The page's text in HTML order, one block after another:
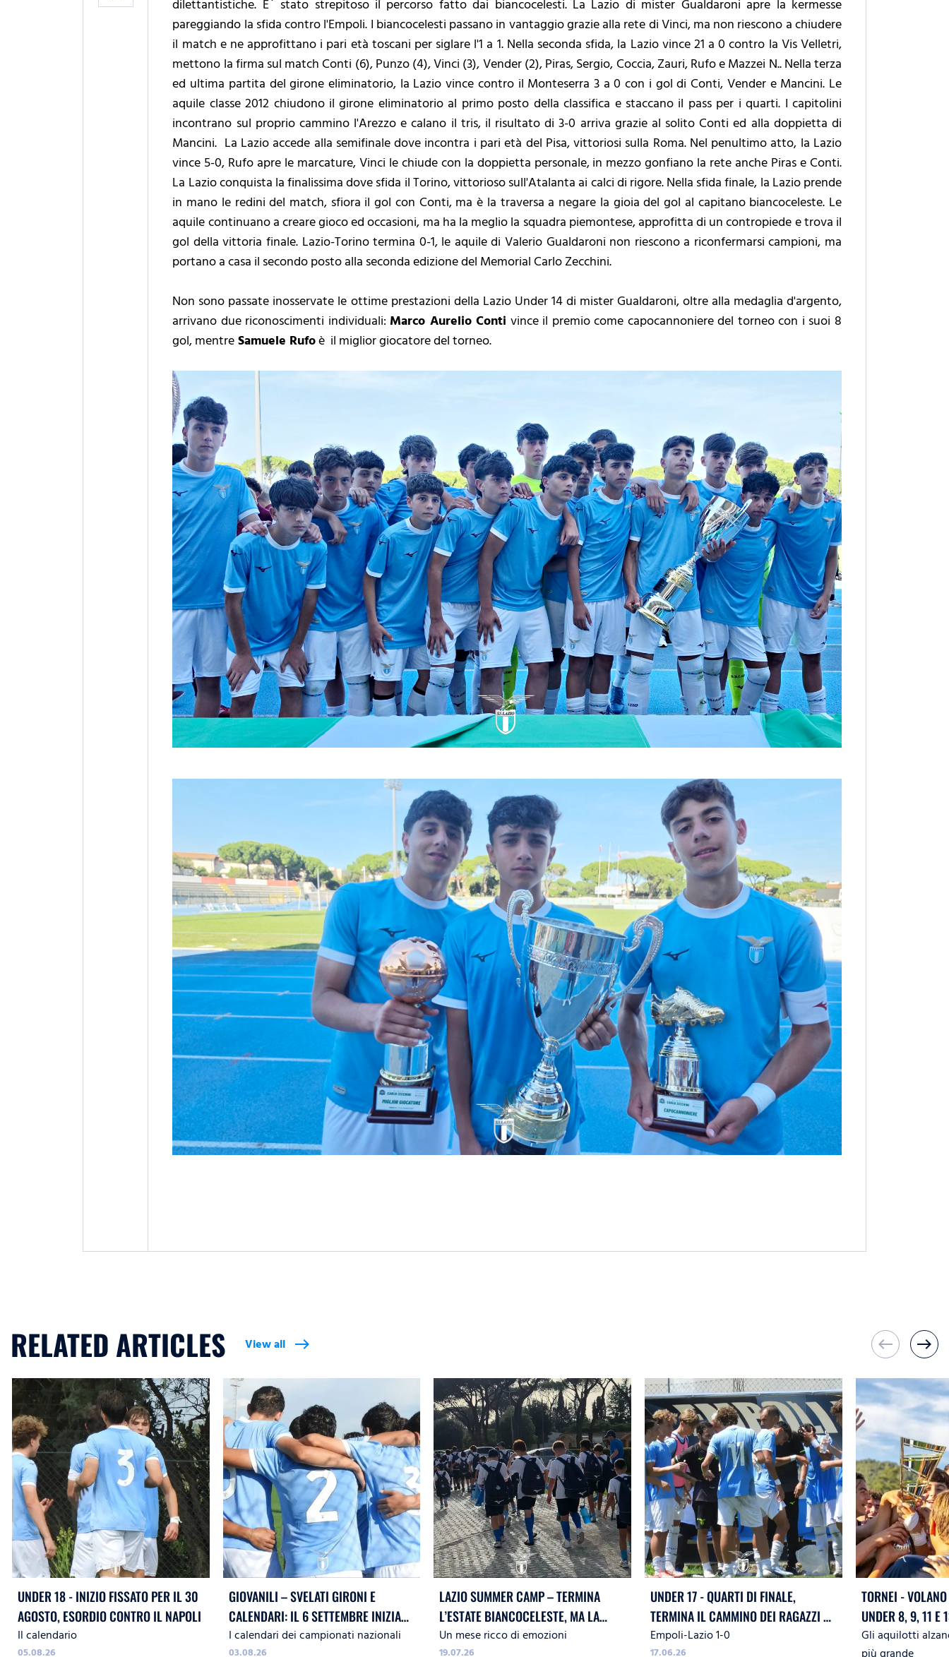
dilettantistiche. E` stato strepitoso il percorso fatto dai biancocelesti. La Lazio di mister Gualdaroni apre la kermesse
pareggiando la sfida contro l'Empoli. I biancocelesti passano in vantaggio grazie alla rete di Vinci, ma non riescono a chiudere
il match e ne approfittano i pari età toscani per siglare l'1 a 1. Nella seconda sfida, la Lazio vince 21 a 0 contro la Vis Velletri,
mettono la firma sul match Conti (6), Punzo (4), Vinci (3), Vender (2), Piras, Sergio, Coccia, Zauri, Rufo e Mazzei N.. Nella terza
ed ultima partita del girone eliminatorio, la Lazio vince contro il Monteserra 3 a 0 con i gol di Conti, Vender e Mancini. Le
aquile classe 2012 chiudono il girone eliminatorio al primo posto della classifica e staccano il pass per i quarti. I capitolini
incontrano sul proprio cammino l'Arezzo e calano il tris, il risultato di 3-0 arriva grazie al solito Conti ed alla doppietta di
Mancini. La Lazio accede alla semifinale dove incontra i pari età del Pisa, vittoriosi sulla Roma. Nel penultimo atto, la Lazio
vince 5-0, Rufo apre le marcature, Vinci le chiude con la doppietta personale, in mezzo gonfiano la rete anche Piras e Conti.
La Lazio conquista la finalissima dove sfida il Torino, vittorioso sull'Atalanta ai calci di rigore. Nella sfida finale, la Lazio prende
in mano le redini del match, sfiora il gol con Conti, ma è la traversa a negare la gioia del gol al capitano biancoceleste. Le
aquile continuano a creare gioco ed occasioni, ma ha la meglio la squadra piemontese, approfitta di un contropiede e trova il
gol della vittoria finale. Lazio-Torino termina 0-1, le aquile di Valerio Gualdaroni non riescono a riconfermarsi campioni, ma
portano a casa il secondo posto alla seconda edizione del Memorial Carlo Zecchini.
Non sono passate inosservate le ottime prestazioni della Lazio Under 14 di mister Gualdaroni, oltre alla medaglia d'argento,
arrivano due riconoscimenti individuali: Marco Aurelio Conti vince il premio come capocannoniere del torneo con i suoi 8
gol, mentreSamuele Rufoè il miglior giocatore del torneo.
RELATED ARTICLES View all east west east
UNDER 18 - INIZIO FISSATO PER IL 30
AGOSTO, ESORDIO CONTRO IL NAPOLI
Il calendario
05.08.26
GIOVANILI – SVELATI GIRONI E
CALENDARI: IL 6 SETTEMBRE INIZIA
LA 17, A SEGUIRE 15 E 16
I calendari dei campionati nazionali
03.08.26
LAZIO SUMMER CAMP – TERMINA
L’ESTATE BIANCOCELESTE, MA LA
PASSIONE NON FINISCE QUA!
Un mese ricco di emozioni
19.07.26
UNDER 17 - QUARTI DI FINALE,
TERMINA IL CAMMINO DEI RAGAZZI DI
MISTER LEDESMA
Empoli-Lazio 1-0
17.06.26
TORNEI -
UNDER 8, 9, 11 E 13 E
QUATTRO PRIMI
Gli aquilotti